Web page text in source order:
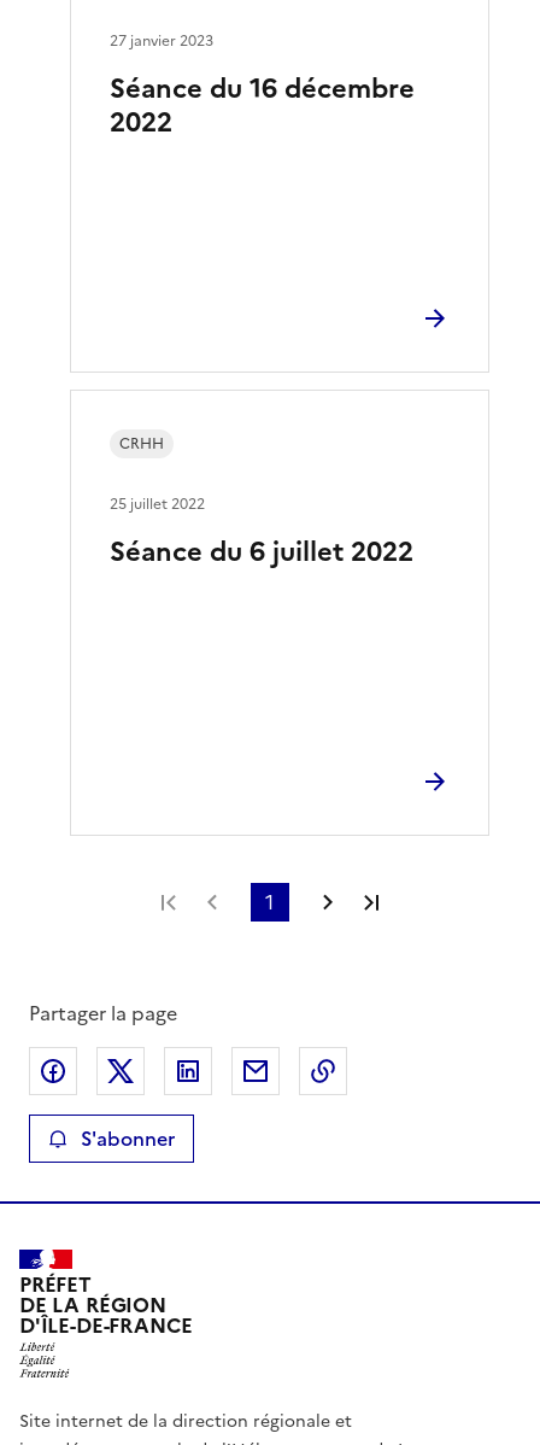
Séance du 16 décembre
2022
27 janvier 2023
Séance du 6 juillet 2022
CRHH
25 juillet 2022
Première page
Page précédente
1 Page suivante
Partager la page
Partager sur Facebook
Partager sur XPartager sur LinkedIn
Partager par email
S'abonner
PRÉFET
DE LA RÉGION
D'ÎLE-DE-FRANCE
Site internet de la direction régionale et